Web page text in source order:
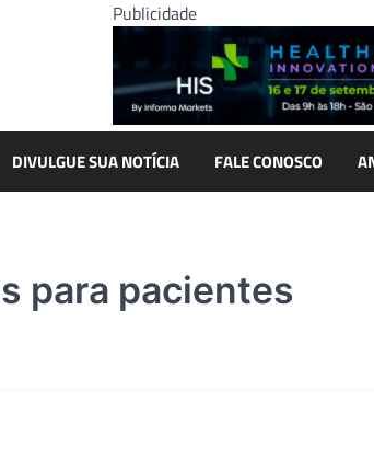
Publicidade
DIVULGUE SUA NOTÍCIA FALE CONOSCO
para pacientes